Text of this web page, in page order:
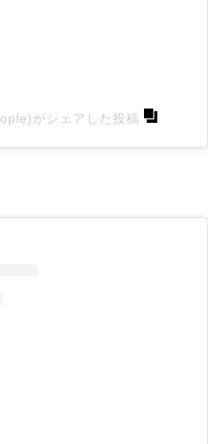
がシェアした投稿